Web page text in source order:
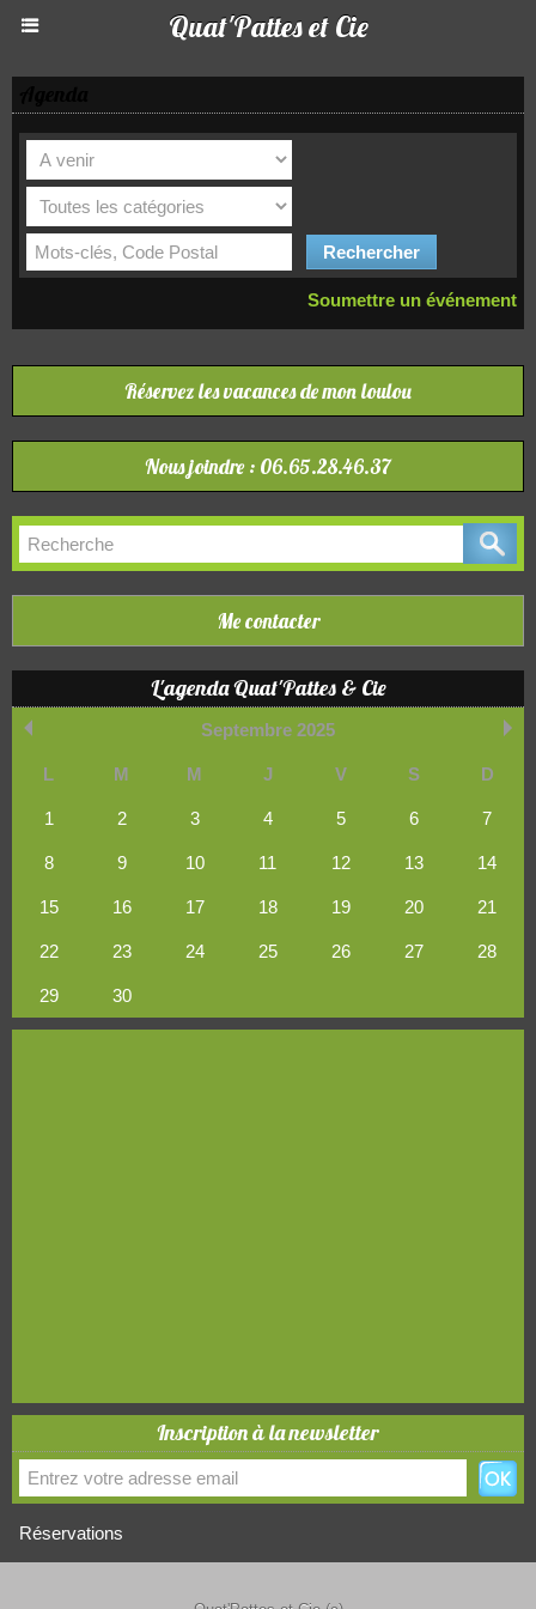
Quat'Pattes et Cie
Soumettre un événement
Réservez les vacances de mon loulou
Nous joindre : 06.65.28.46.37
Me contacter
L'agenda Quat'Pattes & Cie
Septembre 2025
L M M J V S D
1 2 3 4 5 6 7
8 9 10 11 12 13 14
15 16 17 18 19 20 21
22 23 24 25 26 27 28
29 30
Inscription à la newsletter
Réservations